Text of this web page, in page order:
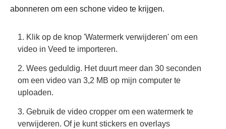
abonneren om een schone video te krijgen.
1. Klik op de knop 'Watermerk verwijderen' om een
video in Veed te importeren.
2. Wees geduldig. Het duurt meer dan 30 seconden
om een video van 3,2 MB op mijn computer te
uploaden.
3. Gebruik de video cropper om een watermerk te
verwijderen. Of je kunt stickers en overlays